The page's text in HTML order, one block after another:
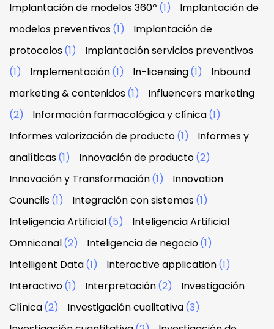
Implantación de modelos 360º (1)
Implantación de
modelos preventivos(1)
Implantación de
protocolos(1)
Implantación servicios preventivos
(1)
Implementación(1) In-licensing(1)
Inbound
marketing & contenidos(1)
Influencers marketing
(2)
Información farmacológica y clínica(1)
Informes valorización de producto(1)
Informes y
analíticas(1) Innovación de producto(2)
Innovación y Transformación(1)
Innovation
Councils(1) Integración con sistemas(1)
Inteligencia Artificial(5)
Inteligencia Artificial
Omnicanal(2) Inteligencia de negocio(1)
Intelligent Data(1) Interactive application(1)
Interactivo(1) Interpretación(2)
Investigación
Clínica(2) Investigación cualitativa(3)